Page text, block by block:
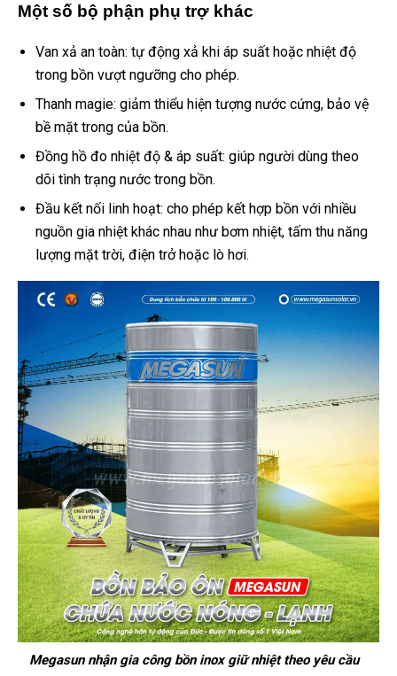
Một số bộ phận phụ trợ khác
Van xả an toàn: tự động xả khi áp suất hoặc nhiệt độ
trong bồn vượt ngưỡng cho phép.
Thanh magie: giảm thiểu hiện tượng nước cứng, bảo vệ
bề mặt trong của bồn.
Đồng hồ đo nhiệt độ & áp suất: giúp người dùng theo
dõi tình trạng nước trong bồn.
Đầu kết nối linh hoạt: cho phép kết hợp bồn với nhiều
nguồn gia nhiệt khác nhau như bơm nhiệt, tấm thu năng
lượng mặt trời, điện trở hoặc lò hơi.
Megasun nhận gia công bồn inox giữ nhiệt theo yêu cầu